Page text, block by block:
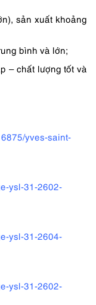
sản xuất khoảng
bình và lớn;
– chất lượng tốt và
yves-saint-
ysl-31-2602-
ysl-31-2604-
ysl-31-2602-